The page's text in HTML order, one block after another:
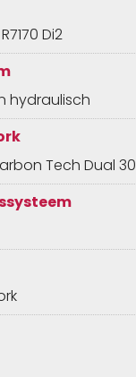
Di2
hydraulisch
Tech Dual 30